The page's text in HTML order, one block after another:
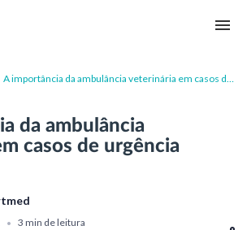
A importância da ambulância veterinária em casos de
da ambulância
casos de urgência
• 3 min de leitura